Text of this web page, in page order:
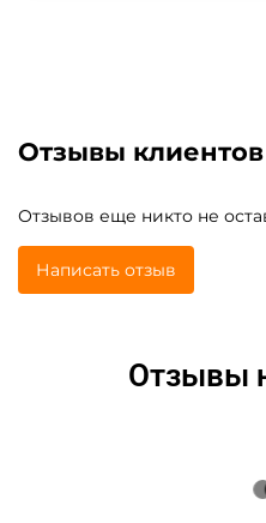
Отзывы клиентов
Отзывов еще никто не
Написать отзыв
Отзывы